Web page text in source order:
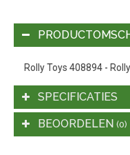
Rolly Toys 408894 -
SPECIFICATIES
BEOORDELEN (0)